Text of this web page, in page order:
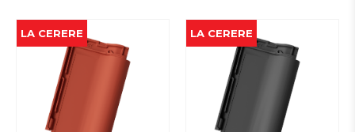
LA CERERE LA CERERE